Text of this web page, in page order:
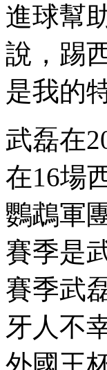
進球幫助
說，
是我的特
武磊在
在16場
鸚鵡軍團
賽季是
賽季武
牙人不幸
外國王杯